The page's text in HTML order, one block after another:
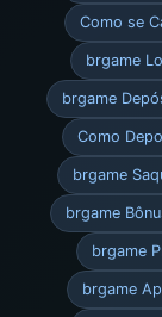
Como se
brgame
brgame
Como
brgame
brgame
brgame
brgame